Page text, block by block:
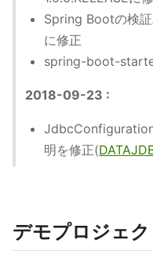
Spring Bootの検
に修正
spring-boot-
2018-09-23 :
明を修正(
デモプロジェク